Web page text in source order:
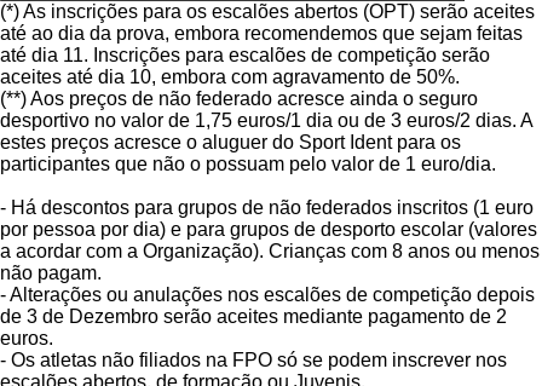
(*) As inscrições para os escalões abertos (OPT) serão aceites
até ao dia da prova, embora recomendemos que sejam feitas
até dia 11. Inscrições para escalões de competição serão
aceites até dia 10, embora com agravamento de 50%.
(**) Aos preços de não federado acresce ainda o seguro
desportivo no valor de 1,75 euros/1 dia ou de 3 euros/2 dias. A
estes preços acresce o aluguer do Sport Ident para os
participantes que não o possuam pelo valor de 1 euro/dia.
- Há descontos para grupos de não federados inscritos (1 euro
por pessoa por dia) e para grupos de desporto escolar (valores
a acordar com a Organização). Crianças com 8 anos ou menos
não pagam.
- Alterações ou anulações nos escalões de competição depois
de 3 de Dezembro serão aceites mediante pagamento de 2
euros.
- Os atletas não filiados na FPO só se podem inscrever nos
escalões abertos, de formação ou Juvenis.